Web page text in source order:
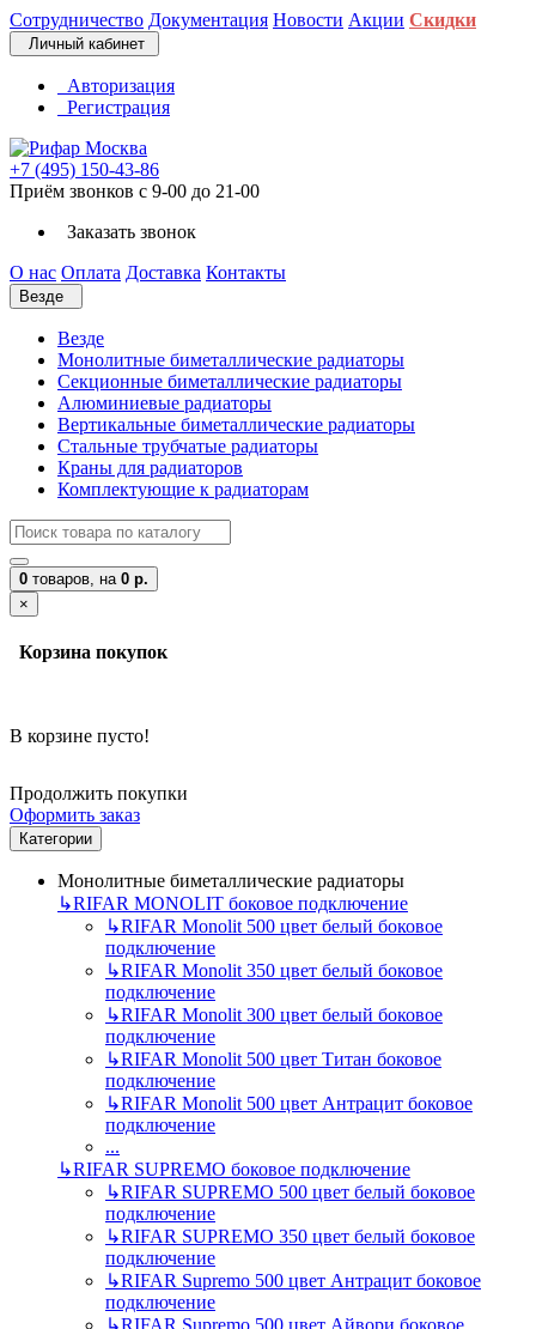
Сотрудничество Документация Новости Акции Скидки
Личный кабинет
Авторизация
Регистрация
+7 (495) 150-43-86
Приём звонков с 9-00 до 21-00
Заказать звонок
О нас Оплата Доставка Контакты
Везде
Везде
Монолитные биметаллические радиаторы
Секционные биметаллические радиаторы
Алюминиевые радиаторы
Вертикальные биметаллические радиаторы
Стальные трубчатые радиаторы
Краны для радиаторов
Комплектующие к радиаторам
0 товаров, на 0 р.
×
Корзина покупок
В корзине пусто!
Продолжить покупки
Оформить заказ
Категории
Монолитные биметаллические радиаторы
↳RIFAR MONOLIT боковое подключение
↳RIFAR Monolit 500 цвет белый боковое
подключение
↳RIFAR Monolit 350 цвет белый боковое
подключение
↳RIFAR Monolit 300 цвет белый боковое
подключение
↳RIFAR Monolit 500 цвет Титан боковое
подключение
↳RIFAR Monolit 500 цвет Антрацит боковое
подключение
...
↳RIFAR SUPREMO боковое подключение
↳RIFAR SUPREMO 500 цвет белый боковое
подключение
↳RIFAR SUPREMO 350 цвет белый боковое
подключение
↳RIFAR Supremo 500 цвет Антрацит боковое
подключение
↳RIFAR Supremo 500 цвет Айвори боковое